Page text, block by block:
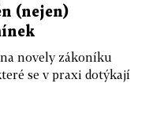
(nejen)
novely zákoníku
se v praxi dotýkají